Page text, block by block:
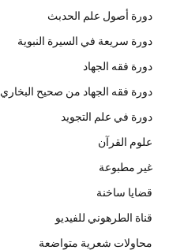
دورة أصول علم الحدبث
دورة سريعة في السيرة النبوية
دورة فقه الجهاد
دورة فقه الجهاد من صحيح البخاري
دورة في علم التجويد
علوم القرآن
غير مطبوعة
قضايا ساخنة
قناة الطرهوني للفيديو
محاولات شعرية متواضعة